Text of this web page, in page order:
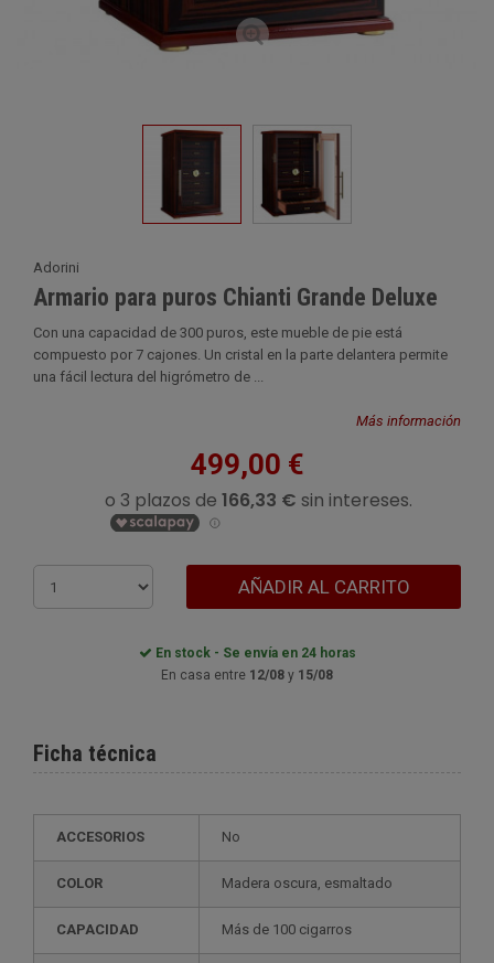
Adorini
Armario para puros Chianti Grande Deluxe
Con una capacidad de 300 puros, este mueble de pie está
compuesto por 7 cajones. Un cristal en la parte delantera permite
una fácil lectura del higrómetro de ...
Más información
499,00 €
AÑADIR AL CARRITO
En stock - Se envía en 24 horas
En casa entre 12/08 y 15/08
Ficha técnica
ACCESORIOS No
COLOR madera oscura, esmaltado
CAPACIDAD más de 100 cigarros